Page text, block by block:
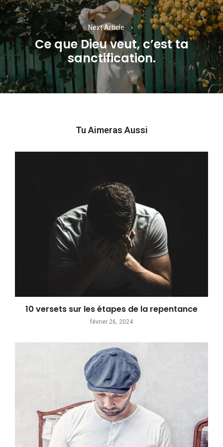
Next Article
Next
post:
Ce que Dieu veut, c’est ta
sanctification.
Tu Aimeras Aussi
10 versets sur les étapes de la repentance
février 26, 2024